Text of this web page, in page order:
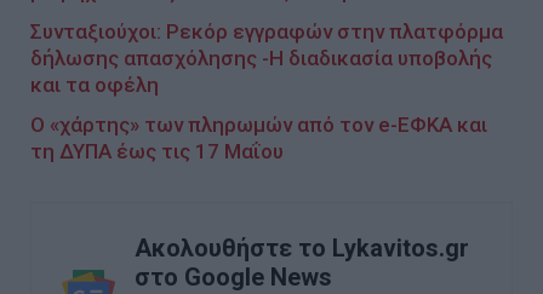
Συνταξιούχοι: Ρεκόρ εγγραφών στην πλατφόρμα
δήλωσης απασχόλησης -Η διαδικασία υποβολής
και τα οφέλη
Ο «χάρτης» των πληρωμών από τον e-ΕΦΚΑ και
τη ΔΥΠΑ έως τις 17 Μαΐου
Ακολουθήστε το Lykavitos.gr
στο Google News